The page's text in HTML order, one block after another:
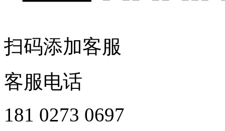
扫码添加客服
客服电话
181 0273 0697